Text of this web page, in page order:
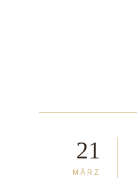
21
MÄRZ